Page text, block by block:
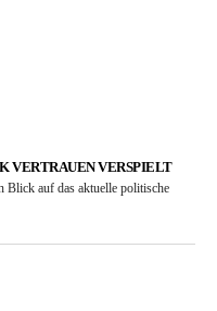
VERTRAUEN VERSPIELT
auf das aktuelle politische